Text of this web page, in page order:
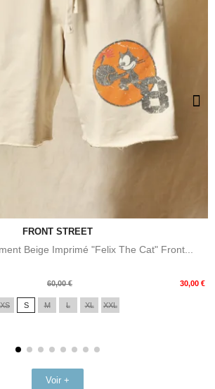
FRONT STREET
Beige Imprimé "Felix The Cat" Front...
60,00 € 30,00 €
XS S M L XL XXL
Voir +